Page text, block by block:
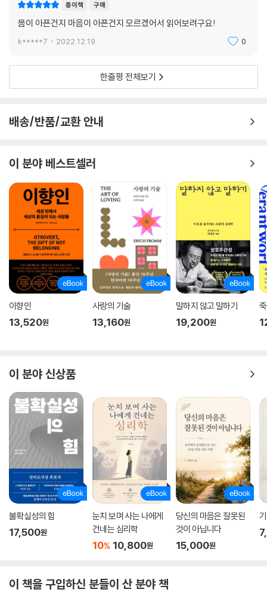
애도 참고 사항에 기록된다. 하지만 그때쯤엔 이미 상황이 늦기 마련이다.
의사들은 이미 환자의 문제가 신체 질환이라는 판단하에 검사를 진행해왔
고 환자도 그렇게 믿고 있다. 의사들이 발견할 가능성도 없는 신체 질환을
눠야 할 대화를 피하는 편이 쉽다. 환자의 신체 질환이라는 것이 사실은 심
리적?사회적 압박의 결과일 가능성을 외면하는 길을 택하는 것이다.(54
마음의 치유는 단순히 질병 치료를 위한 것만은 아니다. 한 사람이 삶을 살
으로 나누어, 각 사례에 등장하는 환자들이 어떻게 마음을 마주하고 삶을
바꾸어 나갔는지 보여준다. 주변에서 흔히 볼 수 있는 만성피로(111쪽)나
신경성 두통 환자(362쪽)부터, 세상이 두려워 집에 틀어박힌 광장공포증
환자(37쪽), 외모 강박으로 건강이 망가진 거식증 환자(225쪽), 자신의
삶을 방치하다 병세가 악화된 당뇨 환자(285쪽), 자기혐오와 우울로 먹는
것을 멈출 수 없었던 비만 환자(151쪽), 심지어 보살핌을 받고 싶어 일부러
몸을 망가뜨렸던 환자(185쪽)까지, 각양각색의 이유로 종합병원을 찾은
환자들의 이야기가 수록되어 있다.
이 책은 환자들이 가지고 있던 심리적 문제를 파악해 그들에게 진정으로
필요한 것이 무엇인지 찾아내고, 환자에게 적합한 방법을 제시해 고통에서
벗어나는 과정을 담고 있다. 매일 끔찍한 흉통을 앓았지만 신체검사에서
처방과 심리 상담이었다(265쪽). 당뇨를 평생 관리해야 한다는 현실에서
도피하느라 지병을 방치해 건강이 악화된 한 환자는, 스스로 자신의 상황
을 객관적으로 볼 수 있도록 저자가 던진 질의응답을 통해 조금씩 마음을
열고 자신을 받아들일 수 있게 되었다. 이렇게 내면을 진정으로 이해하는
치료 과정을 밟은 환자들은 자신의 내면을 마주하고, 신체적 고통에서 벗
어났을 뿐만 아니라 더 나은 삶을 가꿀 수 있게 되었다.
질병의 신체적 원인과 심리적 원인은 구분할 수 있는가
현대 의학이 말하는 ‘건강’의 범위
이 책은 환자의 심리 상태가 신체 상태에 대한 인식, 지속적인 건강관리, 더
나아가 삶을 유지하는 방식에 큰 영향을 미친다는 것을 과학적 근거를 통
해 밝힌다. 이를테면 스트레스를 받은 후 두통을 느끼는 것은 심리적인 고
통이 몸까지 전이되어 나타나는 현상 중 일상적인 경우에 속한다. 그러나
식하느냐에 따라 증상과 고통이 더욱 심화될 수도 있다. 실제로 환자가 자
종이책 구매
몸이 아픈건지 마음이 아픈건지 모르겠어서 읽어보려구요!
k*****7 2022.12.19. 0
한줄평 전체보기
배송/반품/교환 안내
이 분야 베스트셀러
이향인
13,520원
사랑의 기술
13,160원
말하지 않고 말하기
19,200원
이 분야 신상품
불확실성의 힘
17,500원
눈치 보며 사는 나에게
건네는 심리학
10% 10,800원
당신의 마음은 잘못된
것이 아닙니다
15,000원
이 책을 구입하신 분들이 산 분야 책